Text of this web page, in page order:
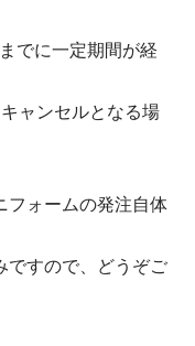
でに一定期間が経
ャンセルとなる場
フォームの発注自体
ですので、どうぞご